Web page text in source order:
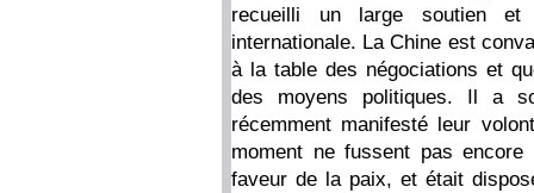
recueilli un large soutien et
internationale. La Chine est
à la table des négociations et
des moyens politiques. Il a
récemment manifesté leur
moment ne fussent pas
faveur de la paix, et était